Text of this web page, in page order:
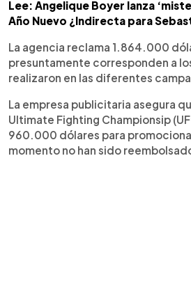
Lee: Angelique Boyer lanza
Año Nuevo ¿Indirecta para
La agencia reclama 1.864.000
presuntamente corresponden a
realizaron en las diferentes
La empresa publicitaria asegura
Ultimate Fighting Championsip
960.000 dólares para
momento no han sido